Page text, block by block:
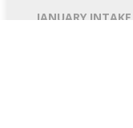
JANUARY INTAKE